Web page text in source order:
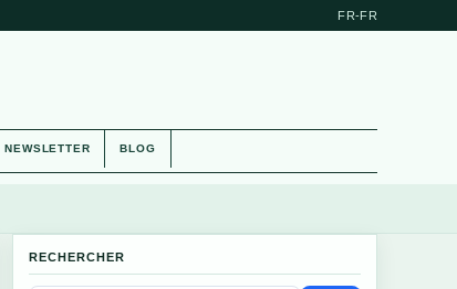
FR-FR
NEWSLETTER BLOG
RECHERCHER